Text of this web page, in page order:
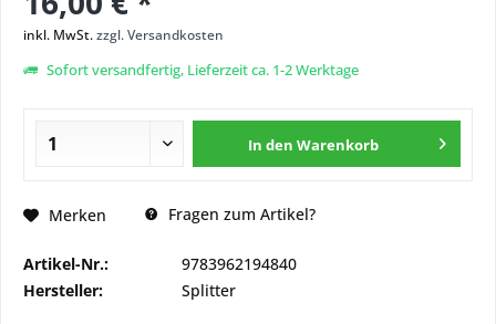
inkl. MwSt.zzgl. Versandkosten
Sofort versandfertig, Lieferzeit ca. 1-2 Werktage
In den Warenkorb
Merken Fragen zum Artikel?
Artikel-Nr.:
9783962194840
Hersteller:
Splitter